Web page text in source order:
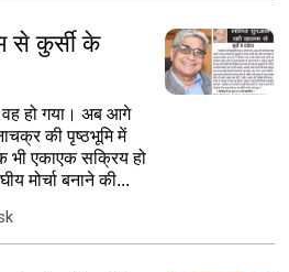
से कुर्सी के
वह हो गया। अब आगे
की पृष्ठभूमि में
भी एकाएक सक्रिय हो
मोर्चा बनाने की...